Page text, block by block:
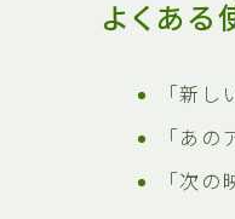
よくある
「新
「あ
「次